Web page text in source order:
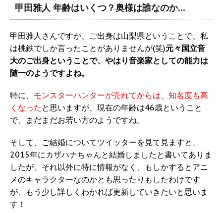
甲田雅人 年齢はいくつ？奥様は誰なのか…
甲田雅人さんですが、ご出身は山梨県ということで、私
は桃鉄でしか言ったことがありませんが(笑)元々国立音
大のご出身ということで、やはり音楽家としての能力は
随一のようですよね。
特に、 モンスターハンターが売れてからは、知名度も高
くなった と思いますが、現在の年齢は46歳ということ
で、まだまだお若い方のようですね。
そして、ご結婚についてツイッターを見て見ますと、
2015年にカザハナちゃんと結婚しましたと書いてありま
したが、それ以外に特に情報がなく、もしかするとアニ
メのキャラクターなのかとも思ったりもしたわけです
が、もう少し詳しくわかれば更新していきたいと思いま
す！